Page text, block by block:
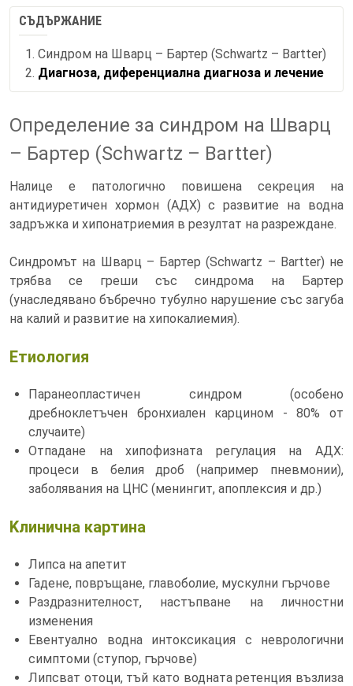
СЪДЪРЖАНИЕ
Синдром на Шварц – Бартер (Schwartz – Bartter)
Диагноза, диференциална диагноза и лечение
Определение за синдром на Шварц
– Бартер (Schwartz – Bartter)
Налице е патологично повишена секреция на
антидиуретичен хормон (АДХ) с развитие на водна
задръжка и хипонатриемия в резултат на разреждане.
Синдромът на Шварц – Бартер (Schwartz – Bartter) не
трябва се греши със синдрома на Бартер
(унаследявано бъбречно тубулно нарушение със загуба
на калий и развитие на хипокалиемия).
Етиология
Паранеопластичен синдром (особено
дребноклетъчен бронхиален карцином - 80% от
случаите)
Отпадане на хипофизната регулация на АДХ:
процеси в белия дроб (например пневмонии),
заболявания на ЦНС (менингит, апоплексия и др.)
Kлинична картина
Липса на апетит
Гадене, повръщане, главоболие, мускулни гърчове
Раздразнителност, настъпване на личностни
изменения
Евентуално водна интоксикация с неврологични
симптоми (ступор, гърчове)
Липсват отоци, тъй като водната ретенция възлиза